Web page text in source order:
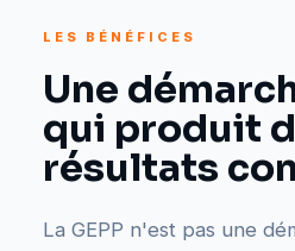
LES BÉNÉFICES
Une
qui produit
résultats
La GEPP n'est pas une